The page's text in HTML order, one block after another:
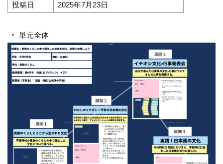
投稿日
2025年7月23日
単元全体